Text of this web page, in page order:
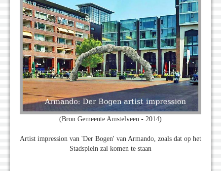
(Bron Gemeente Amstelveen - 2014)
Artist impression van 'Der Bogen' van Armando, zoals dat op het
Stadsplein zal komen te staan